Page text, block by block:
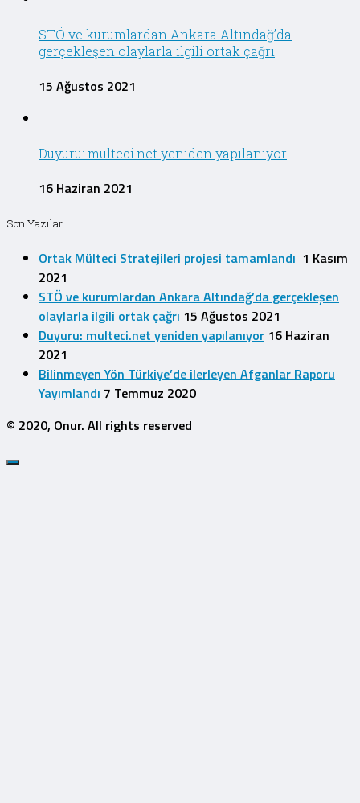
STÖ ve kurumlardan Ankara Altındağ’da
gerçekleşen olaylarla ilgili ortak çağrı
15 Ağustos 2021
Duyuru: multeci.net yeniden yapılanıyor
16 Haziran 2021
Son Yazılar
Ortak Mülteci Stratejileri projesi tamamlandı 1 Kasım
2021
STÖ ve kurumlardan Ankara Altındağ’da gerçekleşen
olaylarla ilgili ortak çağrı 15 Ağustos 2021
Duyuru: multeci.net yeniden yapılanıyor 16 Haziran
2021
Bilinmeyen Yön Türkiye’de ilerleyen Afganlar Raporu
Yayımlandı 7 Temmuz 2020
© 2020, Onur. All rights reserved